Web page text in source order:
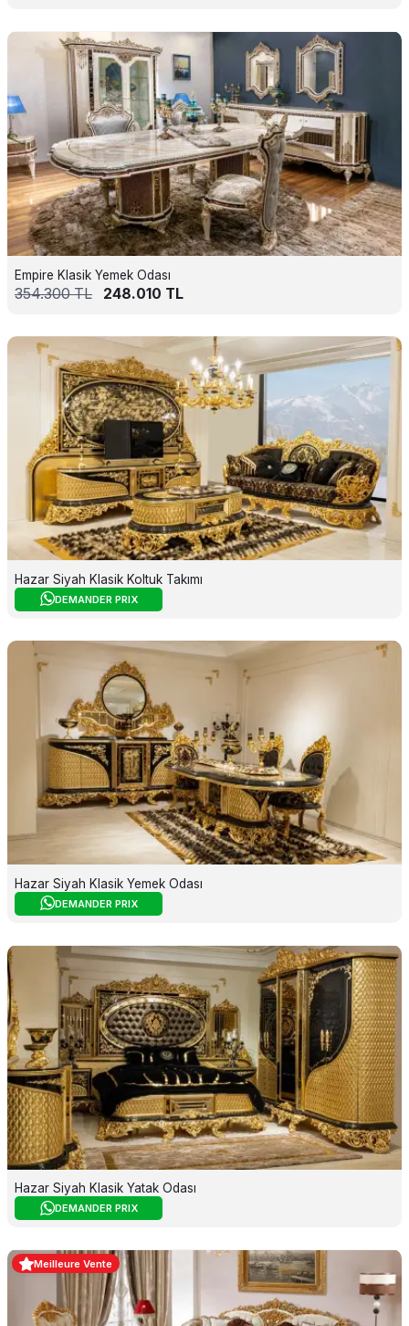
Empire Klasik Yemek Odası
354.300TL 248.010 TL
Hazar Siyah Klasik Koltuk Takımı
DEMANDER PRIX
Hazar Siyah Klasik Yemek Odası
DEMANDER PRIX
Hazar Siyah Klasik Yatak Odası
DEMANDER PRIX
Meilleure Vente